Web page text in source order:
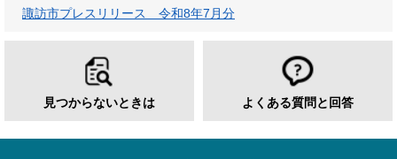
諏訪市プレスリリース 令和8年7月分
見つからないときは よくある質問と回答